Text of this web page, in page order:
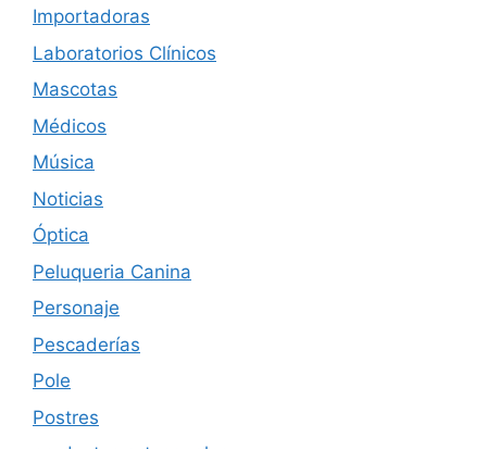
Importadoras
Laboratorios Clínicos
Mascotas
Médicos
Música
Noticias
Óptica
Peluqueria Canina
Personaje
Pescaderías
Pole
Postres